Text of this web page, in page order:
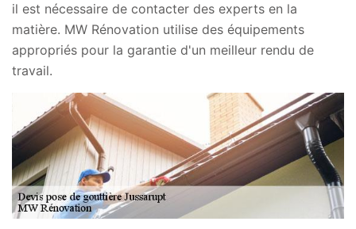
il est nécessaire de contacter des experts en la
matière. MW Rénovation utilise des équipements
appropriés pour la garantie d'un meilleur rendu de
travail.